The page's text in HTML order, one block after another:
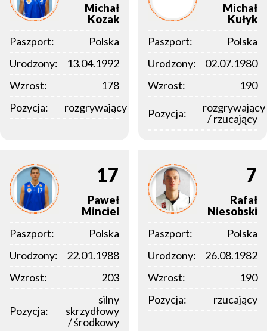
Michał
Kozak
Paszport:
Polska
Urodzony:
13.04.1992
Wzrost:
178
Pozycja:
rozgrywający
Michał
Kułyk
Paszport:
Polska
Urodzony:
02.07.1980
Wzrost:
190
Pozycja:
rozgrywający
/ rzucający
17
Paweł
Minciel
Paszport:
Polska
Urodzony:
22.01.1988
Wzrost:
203
Pozycja:
silny
skrzydłowy
/ środkowy
7
Rafał
Niesobski
Paszport:
Polska
Urodzony:
26.08.1982
Wzrost:
190
Pozycja:
rzucający